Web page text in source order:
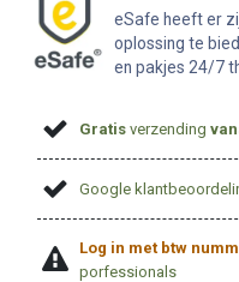
eSafe heeft er
oplossing te
en pakjes 24/7
Gratis verzending
Google
Log in met btw
porfessionals